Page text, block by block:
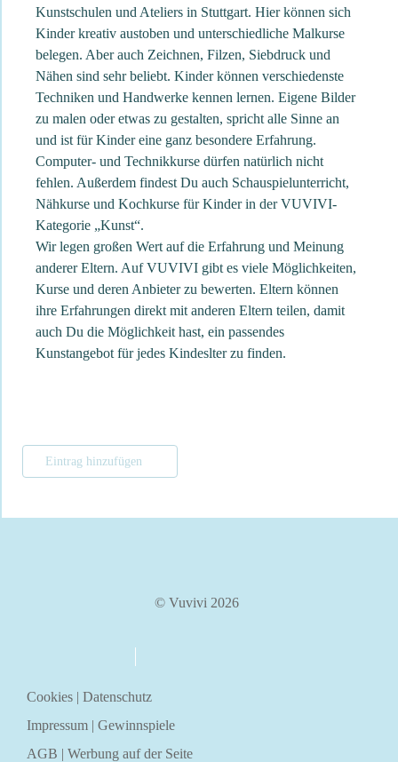
Kunstschulen und Ateliers in Stuttgart. Hier können sich
Kinder kreativ austoben und unterschiedliche Malkurse
belegen. Aber auch Zeichnen, Filzen, Siebdruck und
Nähen sind sehr beliebt. Kinder können verschiedenste
Techniken und Handwerke kennen lernen. Eigene Bilder
zu malen oder etwas zu gestalten, spricht alle Sinne an
und ist für Kinder eine ganz besondere Erfahrung.
Computer- und Technikkurse dürfen natürlich nicht
fehlen. Außerdem findest Du auch Schauspielunterricht,
Nähkurse und Kochkurse für Kinder in der VUVIVI-
Kategorie „Kunst“.
Wir legen großen Wert auf die Erfahrung und Meinung
anderer Eltern. Auf VUVIVI gibt es viele Möglichkeiten,
Kurse und deren Anbieter zu bewerten. Eltern können
ihre Erfahrungen direkt mit anderen Eltern teilen, damit
auch Du die Möglichkeit hast, ein passendes
Kunstangebot für jedes Kindeslter zu finden.
Eintrag hinzufügen
© Vuvivi 2026
Cookies | Datenschutz
Impressum | Gewinnspiele
AGB | Werbung auf der Seite